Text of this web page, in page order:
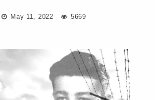
May 11, 2022 5669